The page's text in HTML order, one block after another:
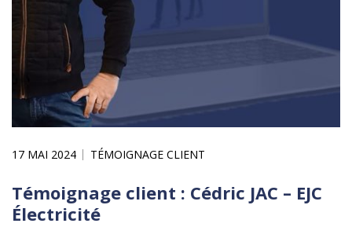
17 MAI 2024 TÉMOIGNAGE CLIENT
Témoignage client : Cédric JAC – EJC
Électricité